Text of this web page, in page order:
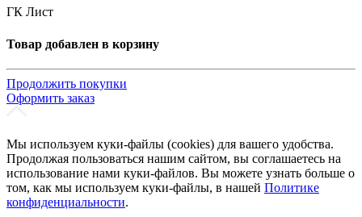
ГК Лист
Товар добавлен в корзину
Продолжить покупки
Оформить заказ
Мы используем куки-файлы (cookies) для вашего удобства.
Продолжая пользоваться нашим сайтом, вы соглашаетесь на
использование нами куки-файлов. Вы можете узнать больше о
том, как мы используем куки-файлы, в нашей Политике
конфиденциальности.